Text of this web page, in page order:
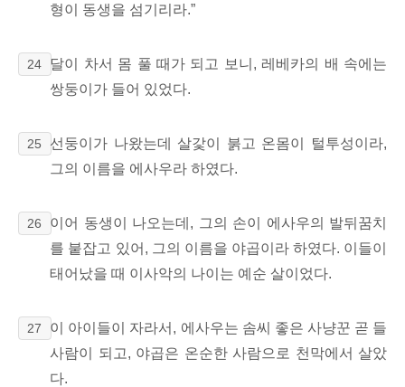
형이 동생을 섬기리라.”
24
달이 차서 몸 풀 때가 되고 보니, 레베카의 배 속에는
쌍둥이가 들어 있었다.
25
선둥이가 나왔는데 살갗이 붉고 온몸이 털투성이라,
그의 이름을 에사우라 하였다.
26
이어 동생이 나오는데, 그의 손이 에사우의 발뒤꿈치
를 붙잡고 있어, 그의 이름을 야곱이라 하였다. 이들이
태어났을 때 이사악의 나이는 예순 살이었다.
27
이 아이들이 자라서, 에사우는 솜씨 좋은 사냥꾼 곧 들
사람이 되고, 야곱은 온순한 사람으로 천막에서 살았
다.